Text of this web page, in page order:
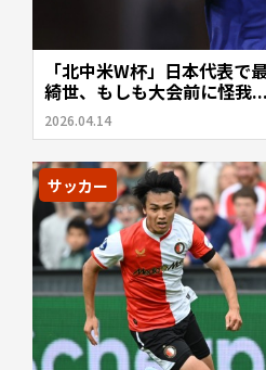
「北中米W杯」日本代表で
綺世、もしも大会前に怪我...
2026.04.14
サッカー